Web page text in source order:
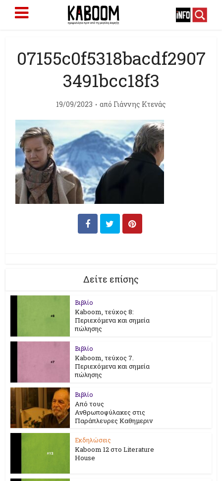
07155c0f5318bacdf2907
3491bcc18f3
19/09/2023 από Γιάννης Κτενάς
Δείτε επίσης
Βιβλίο
Kaboom, τεύχος 8:
Περιεχόμενα και σημεία
πώλησης
Βιβλίο
Kaboom, τεύχος 7.
Περιεχόμενα και σημεία
πώλησης
Βιβλίο
Από τους
Ανθρωποφύλακες στις
Παράπλευρες Καθημεριν
Εκδηλώσεις
Kaboom 12 στο Literature
House